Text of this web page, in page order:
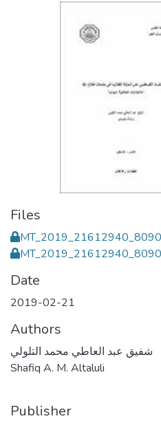
Files
Date
2019-02-21
Authors
شفيق عبد العاطي محمد التلولي
Shafiq A. M. Altaluli
Publisher